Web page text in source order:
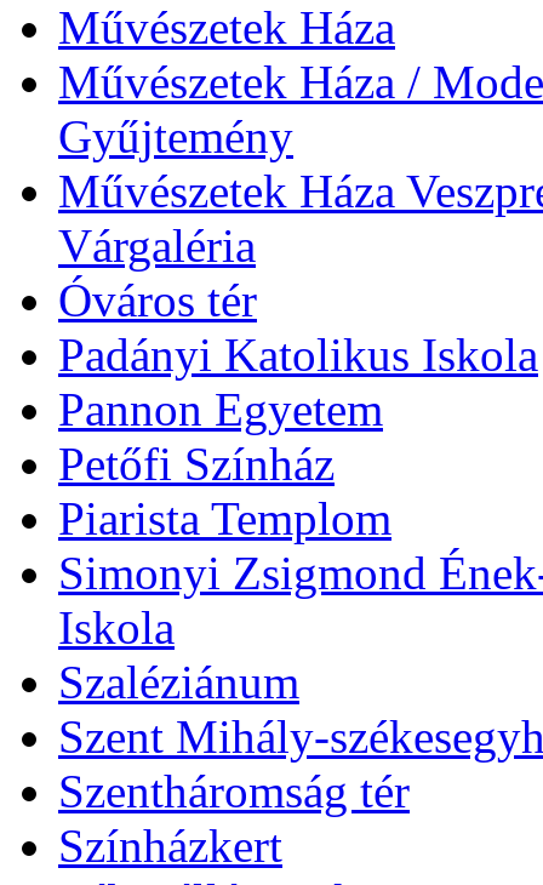
Művészetek Háza
Művészetek Háza /
Gyűjtemény
Művészetek Háza
Várgaléria
Óváros tér
Padányi Katolikus Iskola
Pannon Egyetem
Petőfi Színház
Piarista Templom
Simonyi Zsigmond
Iskola
Szaléziánum
Szent Mihály-
Szentháromság tér
Színházkert